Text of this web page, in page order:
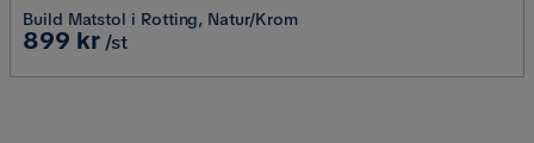
Build Matstol i Rotting, Natur/Krom
Pris
899 kr /st